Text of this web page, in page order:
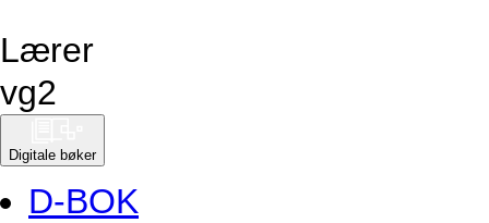
Lærer
vg2
Digitale bøker
D-BOK